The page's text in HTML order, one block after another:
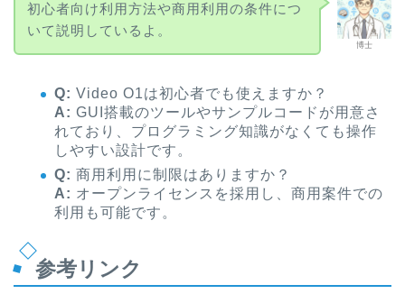
博士
初心者向け利用方法や商用利用の条件につ
いて説明しているよ。
Q: Video O1は初心者でも使えますか？
A: GUI搭載のツールやサンプルコードが用意さ
れており、プログラミング知識がなくても操作
しやすい設計です。
Q: 商用利用に制限はありますか？
A: オープンライセンスを採用し、商用案件での
利用も可能です。
参考リンク